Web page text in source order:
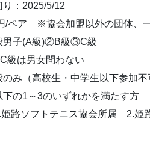
：2025/5/12
ペア ※協会加盟以外の団体、一
子(A級)②B級③C級
女問わない
み（高校生・中学生以下参加不
のいずれかを満たす方
テニス協会所属 2.姫路